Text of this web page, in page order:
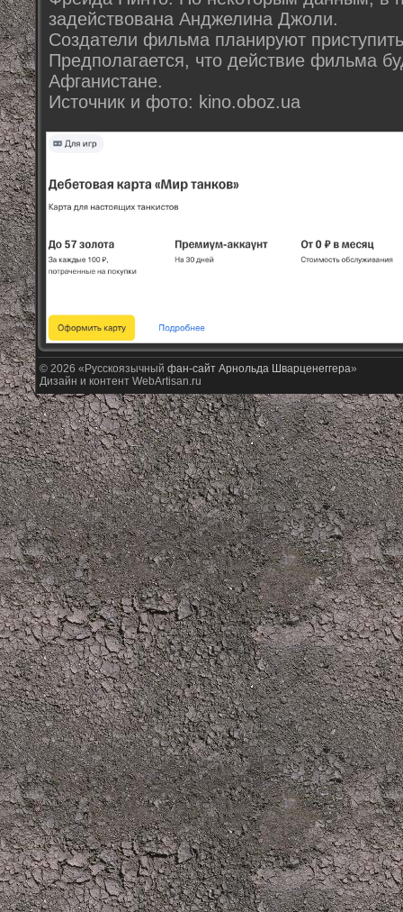
задействована Анджелина Джоли.
Создатели фильма планируют
Предполагается, что действие фильма
Афганистане.
Источник и фото: kino.oboz.ua
© 2026 «Русскоязычный фан-сайт Арнольда Шварценеггера»
Дизайн и контент WebArtisan.ru